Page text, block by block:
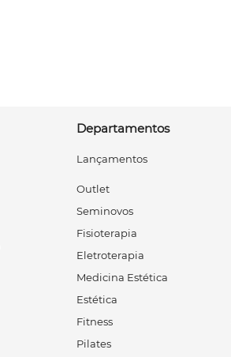
Departamentos
Lançamentos
Outlet
Seminovos
Fisioterapia
Eletroterapia
Medicina Estética
Estética
Fitness
Pilates